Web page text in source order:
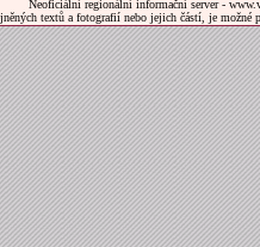
Neoficiální regionální informační server -
textů a fotografií nebo jejich částí, je možné